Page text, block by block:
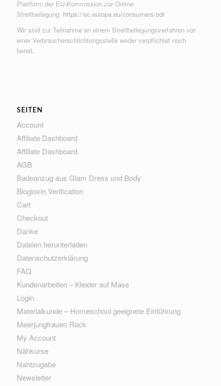
Plattform der EU-Kommission zur Online-
Streitbeilegung: https://ec.europa.eu/consumers/odr
Wir sind zur Teilnahme an einem Streitbeilegungsverfahren vor
einer Verbraucherschlichtungsstelle weder verpflichtet noch
bereit.
SEITEN
Account
Affiliate Dashboard
Affiliate Dashboard
AGB
Badeanzug aus Glam Dress und Body
Bloglovin Verification
Cart
Checkout
Danke
Dateien herunterladen
Datenschutzerklärung
FAQ
Kundenarbeiten – Kleider auf Mass
Login
Materialkunde – Homeschool geeignete Einführung
Meerjungfrauen Rock
My Account
Nähkurse
Nahtzugabe
Newsletter